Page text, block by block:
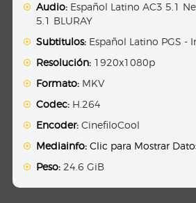
Audio: Español Latino AC3 5.1
5.1 BLURAY
Subtitulos: Español Latino PGS -
Resolución: 1920x1080p
Formato: MKV
Codec: H.264
Encoder: CinefiloCool
Mediainfo: Clic para Mostrar
Peso: 24.6 GiB